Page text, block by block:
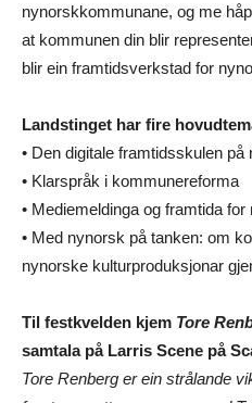
nynorskkommunane, og me
at kommunen din blir
blir ein framtidsverkstad for
Landstinget har fire
• Den digitale framtidsskulen på
• Klarspråk i kommunereforma
• Mediemeldinga og framtida
• Med nynorsk på tanken: om
nynorske kulturproduksjonar
Til festkvelden kjem Tore
samtala på Larris Scene på
Tore Renberg er ein strålande